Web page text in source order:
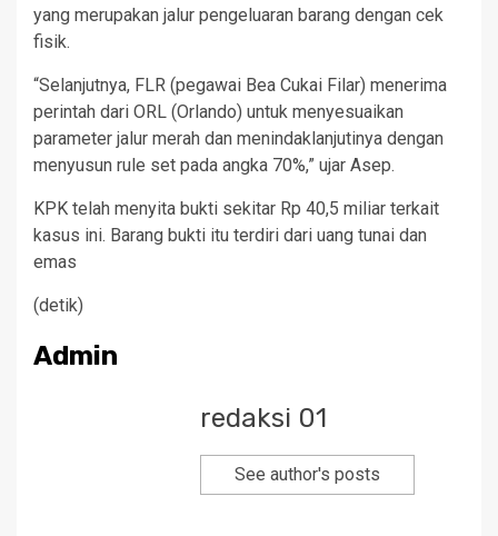
yang merupakan jalur pengeluaran barang dengan cek
fisik.
“Selanjutnya, FLR (pegawai Bea Cukai Filar) menerima
perintah dari ORL (Orlando) untuk menyesuaikan
parameter jalur merah dan menindaklanjutinya dengan
menyusun rule set pada angka 70%,” ujar Asep.
KPK telah menyita bukti sekitar Rp 40,5 miliar terkait
kasus ini. Barang bukti itu terdiri dari uang tunai dan
emas
(detik)
Admin
redaksi 01
See author's posts